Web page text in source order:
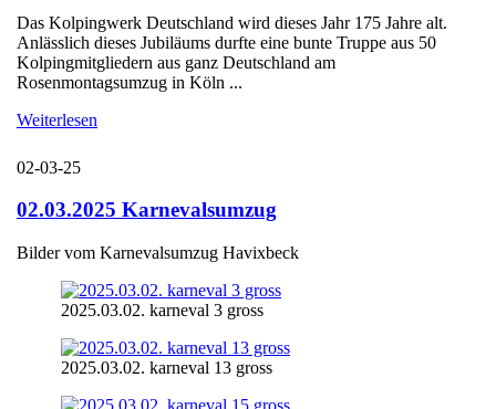
Das Kolpingwerk Deutschland wird dieses Jahr 175 Jahre alt.
Anlässlich dieses Jubiläums durfte eine bunte Truppe aus 50
Kolpingmitgliedern aus ganz Deutschland am
Rosenmontagsumzug in Köln ...
Weiterlesen
02-03-25
02.03.2025 Karnevalsumzug
Bilder vom Karnevalsumzug Havixbeck
2025.03.02. karneval 3 gross
2025.03.02. karneval 13 gross